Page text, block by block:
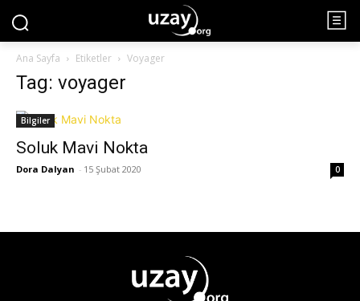
Ana Sayfa Etiketler Voyager
Tag: voyager
Bilgiler
Soluk Mavi Nokta
Dora Dalyan - 15 Şubat 2020 0